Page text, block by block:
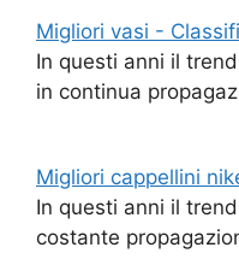
Migliori vasi -
In questi anni il
in continua
Migliori cappellini
In questi anni il
costante